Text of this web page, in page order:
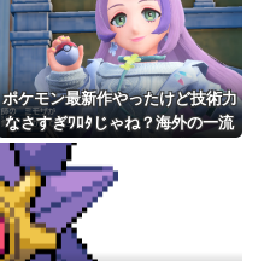
ポケモン最新作やったけど技術力
なさすぎﾜﾛﾀじゃね？海外の一流
ゲームメーカーに権利を売ってし
まえばいいのに